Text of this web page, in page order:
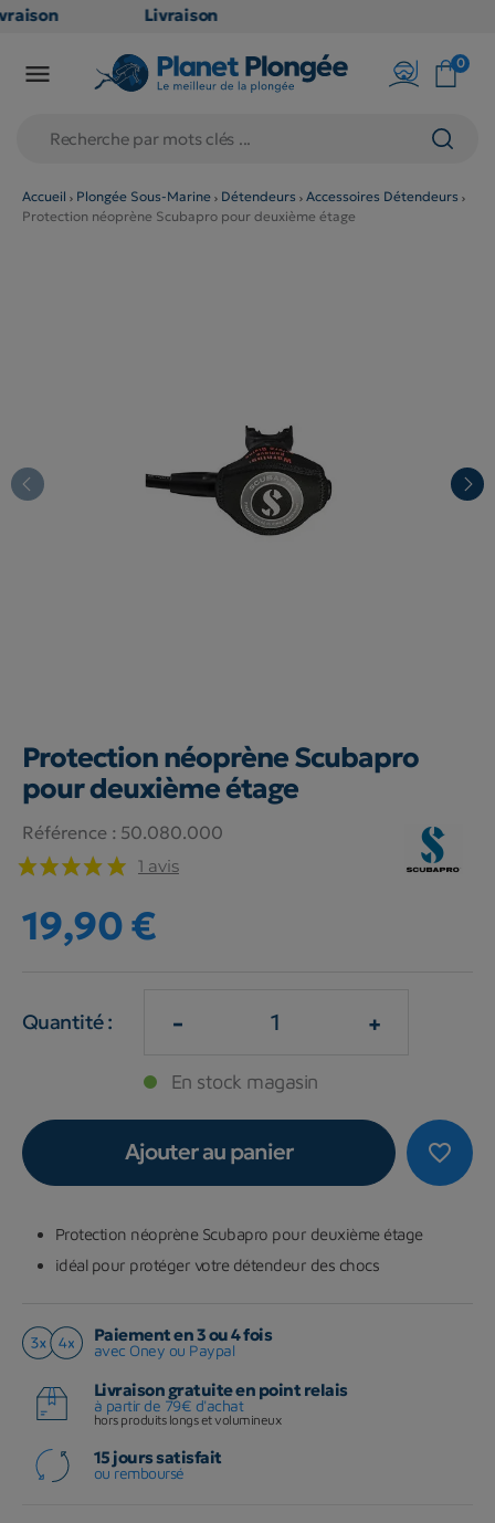
Livraison
en point
79€
(hors
produits
 0
Accueil Plongée Sous-Marine Détendeurs
Accessoires Détendeurs
Protection néoprène Scubapro pour deuxième étage
Protection néoprène Scubapro
pour deuxième étage
Référence : 50.080.000
1 avis
19,90 €
Quantité : - +
En stock magasin
favorite_border
Ajouter au panier
Protection néoprène Scubapro pour deuxième étage
idéal pour protéger votre détendeur des chocs
Paiement en 3 ou 4 fois
avec Oney ou Paypal
Livraison gratuite en point relais
à partir de 79€ d'achat
hors produits longs et volumineux
15 jours satisfait
ou remboursé